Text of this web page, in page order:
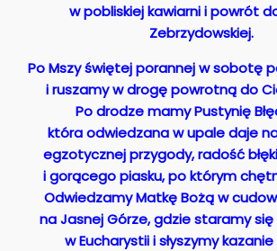
w pobliskiej kawiarni i powrót
Zebrzydowskiej.
Po Mszy świętej porannej w sobotę
i ruszamy w drogę powrotną do
Po drodze mamy Pustynię
która odwiedzana w upale daje
egzotycznej przygody, radość
i gorącego piasku, po którym
Odwiedzamy Matkę Bożą w
na Jasnej Górze, gdzie staramy
w Eucharystii i słyszymy kazanie